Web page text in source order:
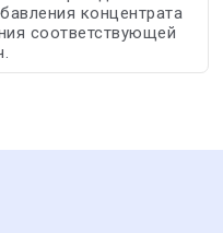
концентрата
соответствующей